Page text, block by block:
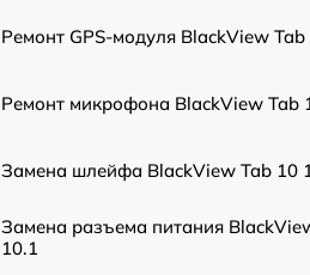
Ремонт GPS-модуля BlackView
Ремонт микрофона BlackView Tab
Замена шлейфа BlackView Tab 10
Замена разъема питания
10.1